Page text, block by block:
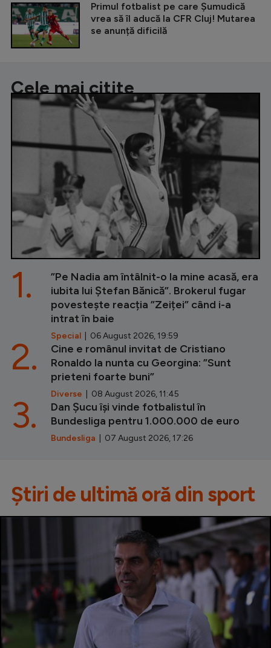
Primul fotbalist pe care Șumudică
vrea să îl aducă la CFR Cluj! Mutarea
se anunță dificilă
Cele mai citite
”Pe Nadia am întâlnit-o la mine acasă, era
iubita lui Ștefan Bănică”. Brokerul fugar
povestește reacția ”Zeiței” când i-a
intrat în baie
Special | 06 August 2026, 19:59
1.
Cine e românul invitat de Cristiano
Ronaldo la nunta cu Georgina: ”Sunt
prieteni foarte buni”
Diverse | 08 August 2026, 11:45
2.
Dan Șucu își vinde fotbalistul în
Bundesliga pentru 1.000.000 de euro
Bundesliga | 07 August 2026, 17:26
3.
Știri de ultimă oră din sport